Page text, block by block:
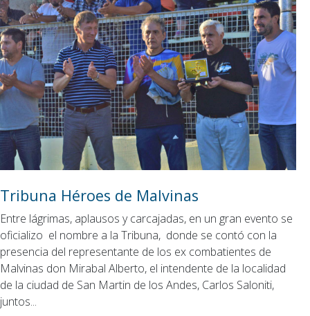
Tribuna Héroes de Malvinas
Entre lágrimas, aplausos y carcajadas, en un gran evento se
oficializo el nombre a la Tribuna, donde se contó con la
presencia del representante de los ex combatientes de
Malvinas don Mirabal Alberto, el intendente de la localidad
de la ciudad de San Martin de los Andes, Carlos Saloniti,
juntos...